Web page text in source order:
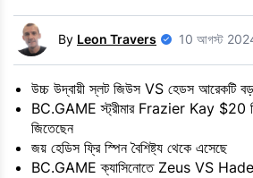
By Leon Travers 10 আগস্ট
উচ্চ উদ্বায়ী স্লট জিউস VS হেডস আরেকটি
BC.GAME স্ট্রীমার Frazier Kay $20
জিতেছেন
জয় হেডিস ফ্রি স্পিন বৈশিষ্ট্য থেকে এসেছে
BC.GAME ক্যাসিনোতে Zeus VS